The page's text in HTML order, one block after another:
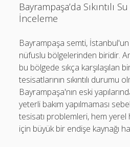
Bayrampaşa’da Sıkıntılı
İnceleme
Bayrampaşa semti, İstanbul'un
nüfuslu bölgelerinden biridir.
bu bölgede sıkça karşılaşılan
tesisatlarının sıkıntılı durumu
Bayrampaşa'nın eski
yeterli bakım yapılmaması
tesisatı problemleri, hem
için büyük bir endişe kaynağı